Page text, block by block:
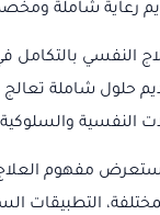
رعاية شاملة
النفسي بالتكامل
حلول شاملة
النفسية
مفهوم
التطبيقات